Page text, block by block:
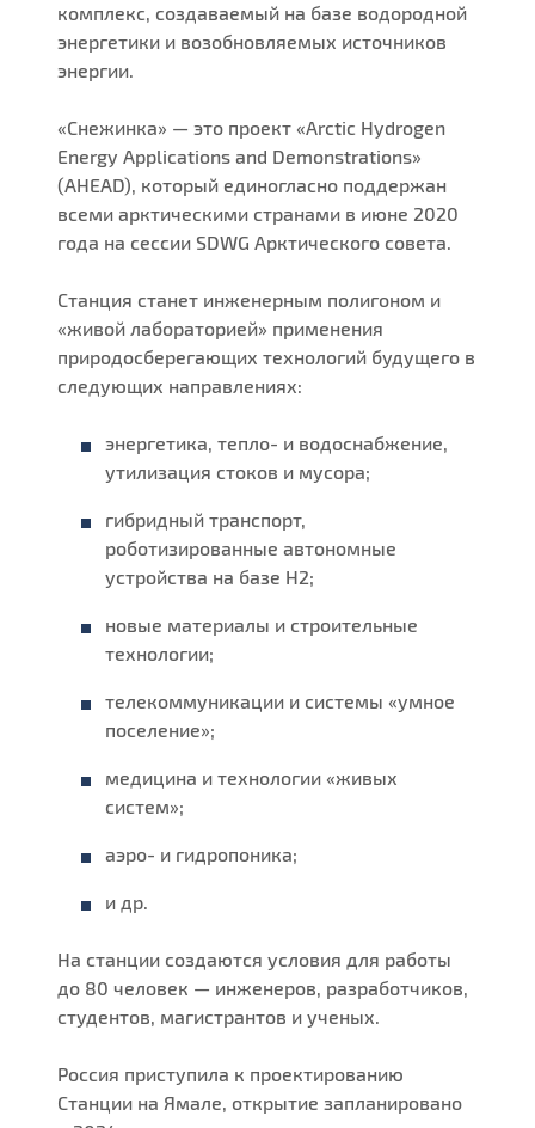
комплекс, создаваемый на базе водородной
энергетики и возобновляемых источников
энергии.
«Снежинка» — это проект «Arctic Hydrogen
Energy Applications and Demonstrations»
(AHEAD), который единогласно поддержан
всеми арктическими странами в июне 2020
года на сессии SDWG Арктического совета.
Станция станет инженерным полигоном и
«живой лабораторией» применения
природосберегающих технологий будущего в
следующих направлениях:
энергетика, тепло- и водоснабжение,
утилизация стоков и мусора;
гибридный транспорт,
роботизированные автономные
устройства на базе Н2;
новые материалы и строительные
технологии;
телекоммуникации и системы «умное
поселение»;
медицина и технологии «живых
систем»;
аэро- и гидропоника;
и др.
На станции создаются условия для работы
до 80 человек — инженеров, разработчиков,
студентов, магистрантов и ученых.
Россия приступила к проектированию
Станции на Ямале, открытие запланировано